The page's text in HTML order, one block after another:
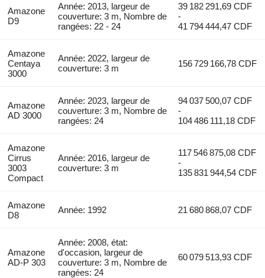
Amazone
D9
Année: 2013, largeur de
couverture: 3 m, Nombre de
rangées: 22 - 24
39 182 291,69 CDF
-
41 794 444,47 CDF
Amazone
Centaya
3000
Année: 2022, largeur de
couverture: 3 m
156 729 166,78 CDF
Amazone
AD 3000
Année: 2023, largeur de
couverture: 3 m, Nombre de
rangées: 24
94 037 500,07 CDF
-
104 486 111,18 CDF
Amazone
Cirrus
3003
Compact
Année: 2016, largeur de
couverture: 3 m
117 546 875,08 CDF
-
135 831 944,54 CDF
Amazone
D8
Année: 1992 21 680 868,07 CDF
Amazone
AD-P 303
Année: 2008, état:
d'occasion, largeur de
couverture: 3 m, Nombre de
rangées: 24
60 079 513,93 CDF